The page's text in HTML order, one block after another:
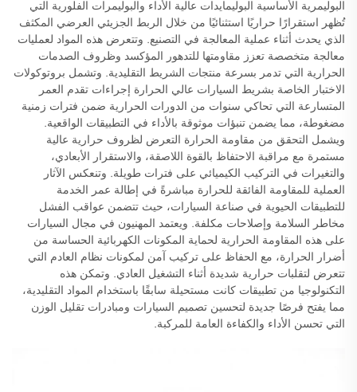
البوليمرية الأساسية البوليمايدات عالية الأداء والبوليمرات الفلورية التي
تُظهر استقرارًا حراريًا استثنائيًا من خلال الربط الجزيئي العرضي المكثف
الذي يحدث أثناء عملية المعالجة في التصنيع. وتتعرض هذه المواد لعمليات
معالجة متخصصة تعزز مقاومتها للتدهور المؤكسد وظروف الصدمات
الحرارية التي تدمر بسرعة منتجات الشريط التقليدية. وتشمل بروتوكولات
الاختبار الخاصة بشريط السيارات عالي الحرارة إجراءات تقدم العمر
المتسارعة التي تحاكي سنوات من الدورات الحرارية ضمن فترات زمنية
مضغوطة، مما يضمن تنبؤات موثوقة بالأداء في التطبيقات الواقعية.
ويشمل التحقق من مقاومة الحرارة التعرض لظروف حرارية عالية
مستمرة مع مراقبة الاحتفاظ بالقوة اللاصقة، والاستقرار الأبعادي،
والتغيرات في التركيب الكيميائي على فترات طويلة. وتنعكس الآثار
العملية للمقاومة الفائقة للحرارة مباشرةً في إطالة عمر الخدمة
للتطبيقات الحيوية في صناعة السيارات، حيث تتضمن عواقب الفشل
مخاطر السلامة وإصلاحات مكلفة. ويعتمد المهنيون في مجال السيارات
على هذه المقاومة الحرارية لحماية المكونات الكهربائية الحساسة من
أضرار الحرارة، مع الحفاظ على تركيب آمن لمكونات نظام العادم التي
تتعرض لتقلبات حرارية شديدة أثناء التشغيل العادي. وتمكن هذه
التكنولوجيا من تطبيقات كانت مستحيلة سابقًا باستخدام المواد التقليدية،
مما يفتح فرصًا جديدة لتحسين تصميم السيارات ومبادرات تقليل الوزن
التي تحسن الأداء والكفاءة العامة للمركبة.